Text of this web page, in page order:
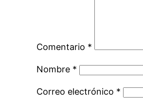
Comentario *
Nombre *
Correo electrónico *